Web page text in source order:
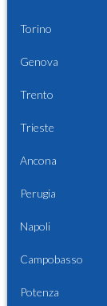
Torino
Genova
Trento
Trieste
Ancona
Perugia
Napoli
Campobasso
Potenza